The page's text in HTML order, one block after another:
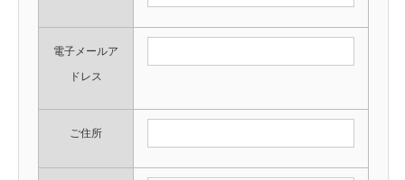
電子メールア
ドレス
ご住所